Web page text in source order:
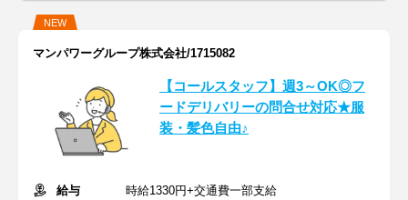
NEW
マンパワーグループ株式会社/1715082
【コールスタッフ】週3～OK◎フ
ードデリバリーの問合せ対応★服
装・髪色自由♪
給与
時給1330円+交通費一部支給